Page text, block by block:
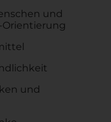
und
und